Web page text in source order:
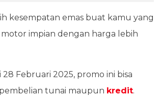
kesempatan emas buat kamu yang
impian dengan harga lebih
Februari 2025, promo ini bisa
tunai maupun kredit.